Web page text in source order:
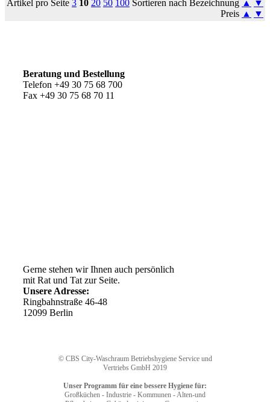
Artikel pro Seite 3 10 20 50 100 Sortieren nach Bezeichnung ▲
▼
Preis ▲ ▼
Beratung und Bestellung
Telefon +49 30 75 68 700
Fax +49 30 75 68 70 11
Gerne stehen wir Ihnen auch persönlich
mit Rat und Tat zur Seite.
Unsere Adresse:
Ringbahnstraße 46-48
12099 Berlin
© CBS City-Waschraum Betriebshygiene Service und
Vertriebs GmbH 2019
Unser Programm für eine bessere Hygiene für:
Großküchen - Industrie - Kommunen - Alten-und